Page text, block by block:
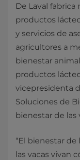
De Laval fabrica
productos
y servicios de
agricultores a
bienestar
productos
vicepresidenta
Soluciones de
bienestar de las
“El bienestar
las vacas vivan